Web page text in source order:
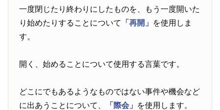
一度閉じたり終わりにしたものを、もう一度開いた
り始めたりすることについて
「再開」 を使用しま
す。
開く、始めることについて使用する言葉です。
どこにでもあるようなものではない事件や機会など
に出あうことについて、
「際会」 を使用します。